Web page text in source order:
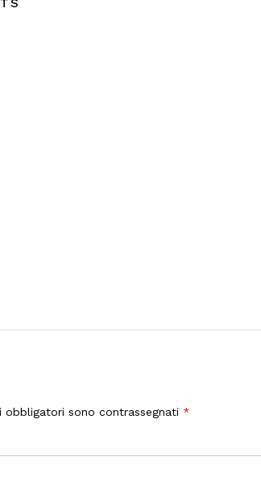
obbligatori sono contrassegnati *